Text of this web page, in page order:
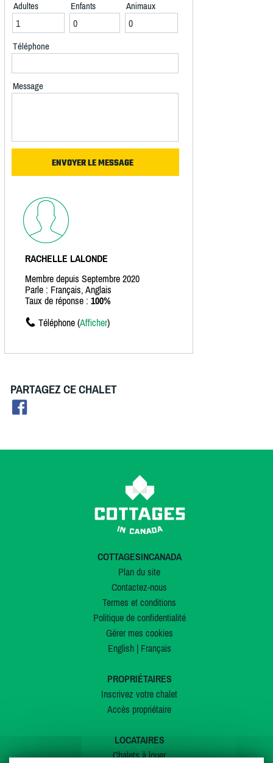
Adultes Enfants Animaux
Téléphone
Message
RACHELLE LALONDE
Membre depuis Septembre 2020
Parle : Français, Anglais
Taux de réponse : 100%
Téléphone (Afficher)
PARTAGEZ CE CHALET
COTTAGESINCANADA
Plan du site
Contactez-nous
Termes et conditions
Politique de confidentialité
Gérer mes cookies
English| Français
PROPRIÉTAIRES
Inscrivez votre chalet
Accès propriétaire
LOCATAIRES
Chalets à louer